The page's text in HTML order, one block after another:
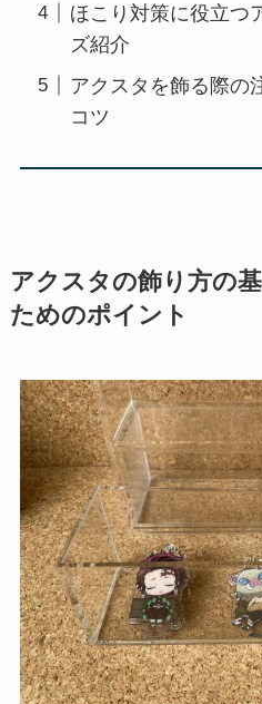
ほこり対策に役立つ
ズ紹介
アクスタを飾る際の
コツ
アクスタの飾り方の
ためのポイント